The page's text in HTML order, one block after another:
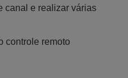
canal e realizar várias
controle remoto